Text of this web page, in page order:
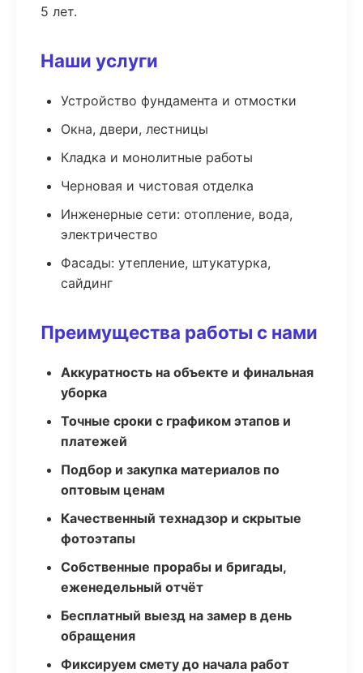
5 лет.
Наши услуги
Устройство фундамента и отмостки
Окна, двери, лестницы
Кладка и монолитные работы
Черновая и чистовая отделка
Инженерные сети: отопление, вода,
электричество
Фасады: утепление, штукатурка,
сайдинг
Преимущества работы с нами
Аккуратность на объекте и финальная
уборка
Точные сроки с графиком этапов и
платежей
Подбор и закупка материалов по
оптовым ценам
Качественный технадзор и скрытые
фотоэтапы
Собственные прорабы и бригады,
еженедельный отчёт
Бесплатный выезд на замер в день
обращения
Фиксируем смету до начала работ